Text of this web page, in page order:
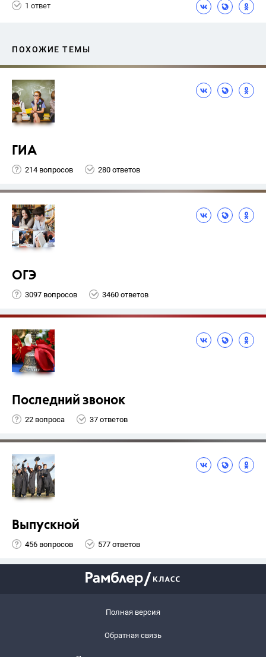
1 ответ
ПОХОЖИЕ ТЕМЫ
ГИА
214 вопросов 280 ответов
ОГЭ
3097 вопросов 3460 ответов
Последний звонок
22 вопроса 37 ответов
Выпускной
456 вопросов 577 ответов
Полная версия
Обратная связь